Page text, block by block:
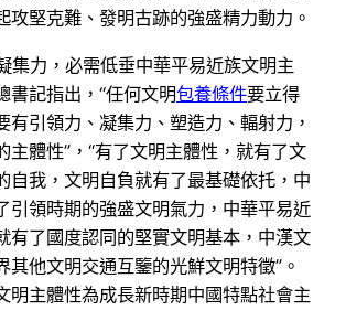
攻堅克難、發明古跡的強盛精力動力。
集力，必需低垂中華平易近族文明主
書記指出，“任何文明包養條件要立得
有引領力、凝集力、塑造力、輻射力，
主體性”，“有了文明主體性，就有了文
自我，文明自負就有了最基礎依托，中
引領時期的強盛文明氣力，中華平易近
有了國度認同的堅實文明基本，中漢文
其他文明交通互鑒的光鮮文明特徵”。
明主體性為成長新時期中國特點社會主